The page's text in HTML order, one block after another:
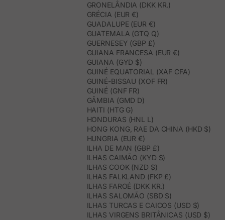
GRONELÂNDIA (DKK KR.)
GRÉCIA (EUR €)
GUADALUPE (EUR €)
GUATEMALA (GTQ Q)
GUERNESEY (GBP £)
GUIANA FRANCESA (EUR €)
GUIANA (GYD $)
GUINÉ EQUATORIAL (XAF CFA)
GUINÉ-BISSAU (XOF FR)
GUINÉ (GNF FR)
GÂMBIA (GMD D)
HAITI (HTG G)
HONDURAS (HNL L)
HONG KONG, RAE DA CHINA (HKD $)
HUNGRIA (EUR €)
ILHA DE MAN (GBP £)
ILHAS CAIMÃO (KYD $)
ILHAS COOK (NZD $)
ILHAS FALKLAND (FKP £)
ILHAS FAROÉ (DKK KR.)
ILHAS SALOMÃO (SBD $)
ILHAS TURCAS E CAICOS (USD $)
ILHAS VIRGENS BRITÂNICAS (USD $)